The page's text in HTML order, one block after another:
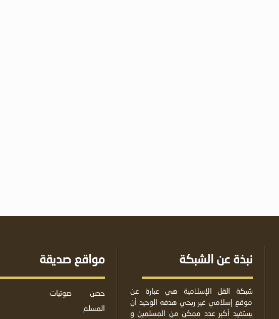
نبذة عن الشبكة
شبكة القل الإسلامية هي عبارة عن
موقع إسلامي غير ربحي هدفه الوحيد أن
يستفيد أكبر عدد ممكن من المسلمين و
مواقع صديقة
حصن
المسلم
صوتيات